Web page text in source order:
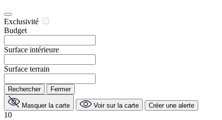
Exclusivité
Budget
Surface intérieure
Surface terrain
Rechercher Fermer
Masquer la carte Voir sur la carte Créer une alerte
10